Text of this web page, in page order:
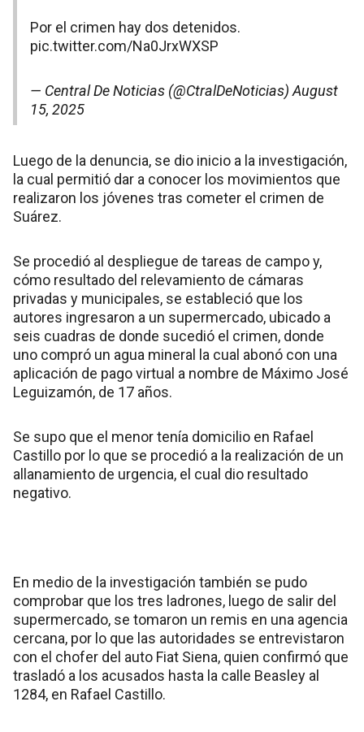
Por el crimen hay dos detenidos.
pic.twitter.com/Na0JrxWXSP
— Central De Noticias (@CtralDeNoticias)August
15, 2025
Luego de la denuncia, se dio inicio a la investigación,
la cual permitió dar a conocer los movimientos que
realizaron los jóvenes tras cometer el crimen de
Suárez.
Se procedió al despliegue de tareas de campo y,
cómo resultado del relevamiento de cámaras
privadas y municipales, se estableció que los
autores ingresaron a un supermercado, ubicado a
seis cuadras de donde sucedió el crimen, donde
uno compró un agua mineral la cual abonó con una
aplicación de pago virtual a nombre de Máximo José
Leguizamón, de 17 años.
Se supo que el menor tenía domicilio en Rafael
Castillo por lo que se procedió a la realización de un
allanamiento de urgencia, el cual dio resultado
negativo.
En medio de la investigación también se pudo
comprobar que los tres ladrones, luego de salir del
supermercado, se tomaron un remis en una agencia
cercana, por lo que las autoridades se entrevistaron
con el chofer del auto Fiat Siena, quien confirmó que
trasladó a los acusados hasta la calle Beasley al
1284, en Rafael Castillo.